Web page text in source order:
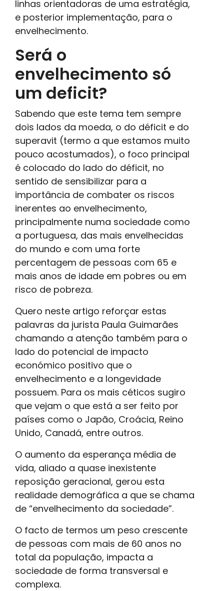
linhas orientadoras de uma estratégia,
e posterior implementação, para o
envelhecimento.
Será o
envelhecimento só
um deficit?
Sabendo que este tema tem sempre
dois lados da moeda, o do déficit e do
superavit (termo a que estamos muito
pouco acostumados), o foco principal
é colocado do lado do déficit, no
sentido de sensibilizar para a
importância de combater os riscos
inerentes ao envelhecimento,
principalmente numa sociedade como
a portuguesa, das mais envelhecidas
do mundo e com uma forte
percentagem de pessoas com 65 e
mais anos de idade em pobres ou em
risco de pobreza.
Quero neste artigo reforçar estas
palavras da jurista Paula Guimarães
chamando a atenção também para o
lado do potencial de impacto
económico positivo que o
envelhecimento e a longevidade
possuem. Para os mais céticos sugiro
que vejam o que está a ser feito por
países como o Japão, Croácia, Reino
Unido, Canadá, entre outros.
O aumento da esperança média de
vida, aliado a quase inexistente
reposição geracional, gerou esta
realidade demográfica a que se chama
de “envelhecimento da sociedade”.
O facto de termos um peso crescente
de pessoas com mais de 60 anos no
total da população, impacta a
sociedade de forma transversal e
complexa.